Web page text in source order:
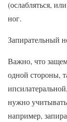
(ослабляться,
ног.
Запирательный
Важно, что
одной стороны,
нужно
например,